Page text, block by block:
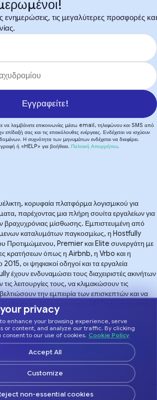
privacy
enhance your browsing experience, serve
or content, and analyze our traffic. By clicking
consent to our use of cookies. Cookie Policy
Customize
non-essential cookies
Accept All
ενημερώσεις, τις μεγαλύτερες προσφορές και
Εγγραφείτε!
να λαμβάνετε επικοινωνίες μέσω email, τηλεφώνου και SMS από
σας και τις επακόλουθες ενέργειες. Ενδέχεται να ισχύουν
Η συχνότητα των μηνυμάτων ενδέχεται να διαφέρει.
ή «HELP» για βοήθεια. Πολιτική Απορρήτου.
κορυφαία πλατφόρμα λογισμικού για
παρέχοντας μια πλήρη σουίτα εργαλείων για
βραχυχρόνιας μίσθωσης. Εμπιστευμένη από
καταλυμάτων παγκοσμίως, η Hostfully
Προτιμώμενου, Premier και Elite συνεργάτη με
κρατήσεων όπως η Airbnb, η Vrbo και η
οι ψηφιακοί οδηγοί και τα εργαλεία
έχουν ενδυναμώσει τους διαχειριστές ακινήτων
λειτουργίες τους, να κλιμακώσουν τις
την εμπειρία των επισκεπτών και να
διαδικασίες. Με υποστήριξη 24/7 και πάνω από
καθιστά τη διαχείριση ακινήτων πιο
Με την επιφύλαξη παντός δικαιώματος.